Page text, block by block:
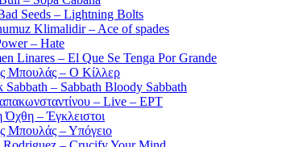
Seeds – Lightning Bolts
Klimalidir – Ace of spades
– Hate
Linares – El Que Se Tenga Por Grande
Μπουλάς – Ο Κίλλερ
Sabbath – Sabbath Bloody Sabbath
– Live – ΕΡΤ
Όχθη – Έγκλειστοι
Μπουλάς – Υπόγειο